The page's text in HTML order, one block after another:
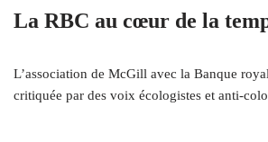
La RBC au cœur de la
L’association de McGill avec la Banque
critiquée par des voix écologistes et anti-